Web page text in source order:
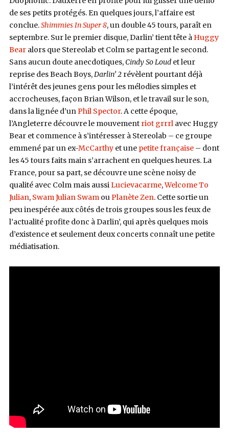
de ses petits protégés. En quelques jours, l’affaire est
conclue.Shimmies In Super 8, un double 45 tours, paraît en
septembre. Sur le premier disque, Darlin’ tient tête à Huggy
Bearalors que Stereolab et Colm se partagent le second.
Sans aucun doute anecdotiques,Cindy So Loudet leur
reprise des Beach Boys,Darlin’ 2révèlent pourtant déjà
l’intérêt des jeunes gens pour les mélodies simples et
accrocheuses, façon Brian Wilson, et le travail sur le son,
dans la lignée d’unPhil Spector. A cette époque,
l’Angleterre découvre le mouvement riot grrrlavec Huggy
Bear et commence à s’intéresser à Stereolab – ce groupe
emmené par un ex-McCarthyet une petite française– dont
les 45 tours faits main s’arrachent en quelques heures. La
France, pour sa part, se découvre une scène noisy de
qualité avec Colm mais aussiLucievacarme,Welcome To
Julian, Swam Julian SwamouPlanète Zen. Cette sortie un
peu inespérée aux côtés de trois groupes sous les feux de
l’actualité profite donc à Darlin’, qui après quelques mois
d’existence et seulement deux concerts connaît une petite
médiatisation.